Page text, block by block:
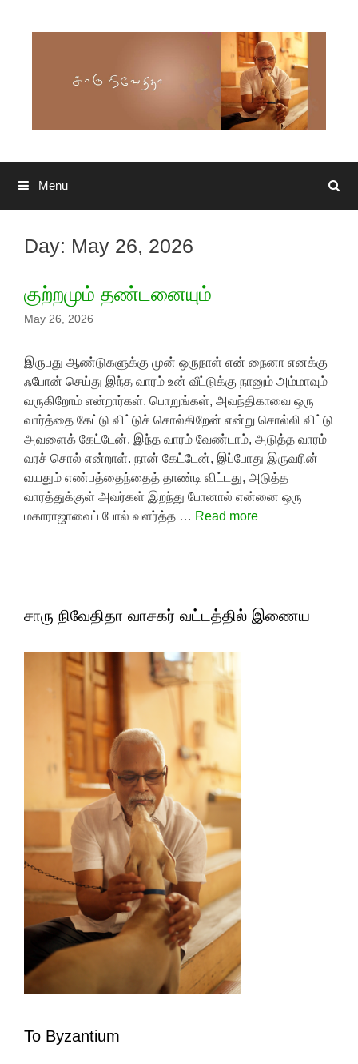
Search
Menu
Day: May 26, 2026
குற்றமும் தண்டனையும்
May 26, 2026
இருபது ஆண்டுகளுக்கு முன் ஒருநாள் என் நைனா எனக்கு
ஃபோன் செய்து இந்த வாரம் உன் வீட்டுக்கு நானும் அம்மாவும்
வருகிறோம் என்றார்கள். பொறுங்கள், அவந்திகாவை ஒரு
வார்த்தை கேட்டு விட்டுச் சொல்கிறேன் என்று சொல்லி விட்டு
அவளைக் கேட்டேன். இந்த வாரம் வேண்டாம், அடுத்த வாரம்
வரச் சொல் என்றாள். நான் கேட்டேன், இப்போது இருவரின்
வயதும் எண்பத்தைந்தைத் தாண்டி விட்டது, அடுத்த
வாரத்துக்குள் அவர்கள் இறந்து போனால் என்னை ஒரு
மகாராஜாவைப் போல் வளர்த்த … Read more
சாரு நிவேதிதா வாசகர் வட்டத்தில் இணைய
To Byzantium